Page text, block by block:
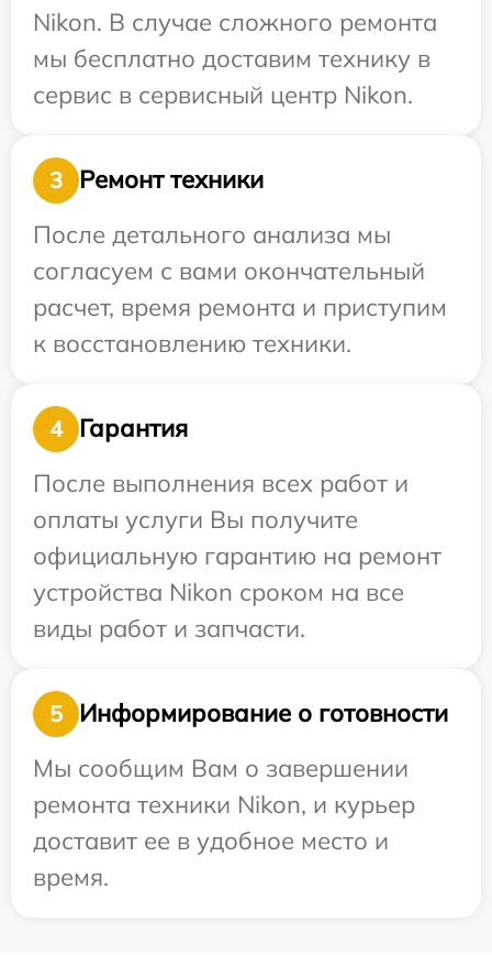
Nikon. В случае сложного ремонта
мы бесплатно доставим технику в
сервис в сервисный центр Nikon.
3
Ремонт техники
После детального анализа мы
согласуем с вами окончательный
расчет, время ремонта и приступим
к восстановлению техники.
4
Гарантия
После выполнения всех работ и
оплаты услуги Вы получите
официальную гарантию на ремонт
устройства Nikon сроком на все
виды работ и запчасти.
5
Информирование о готовности
Мы сообщим Вам о завершении
ремонта техники Nikon, и курьер
доставит ее в удобное место и
время.